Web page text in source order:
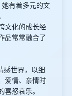
有着多元的文
文化的成长经
品常常融合了
感世界，以细
爱情、亲情时
怒哀乐。